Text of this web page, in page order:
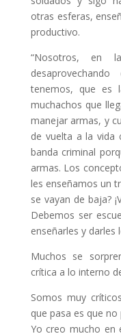
otras esferas,
productivo.
“Nosotros, en
tenemos, que es
muchachos que
manejar armas, y
de vuelta a la vida
banda criminal
armas. Los
les enseñamos un
se vayan de baja?
Debemos ser
enseñarles y darles
Muchos se
crítica a lo interno
Somos muy
que pasa es que
Yo creo mucho en